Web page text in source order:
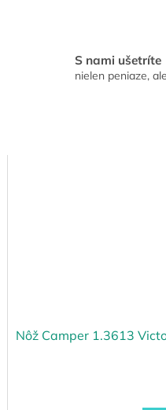
S nami ušetríte
nielen peniaze,
Nôž Camper 1.3613